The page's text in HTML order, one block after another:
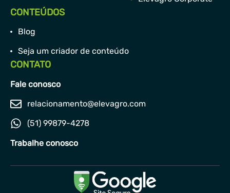
CONTEÚDOS
Blog
Seja um criador de conteúdo
CONTATO
Fale conosco
relacionamento@elevagro.com
(51) 99879-4278
Trabalhe conosco